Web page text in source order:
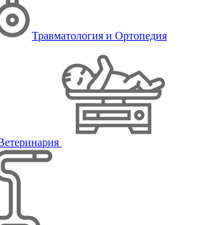
Травматология и Ортопедия